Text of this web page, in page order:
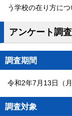
う学校の在り方に
アンケート調
調査期間
令和2年7月13日（
調査対象